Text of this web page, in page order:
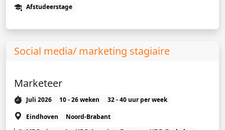
Afstudeerstage
Social media/ marketing stagiaire
Marketeer
Juli 2026 10 - 26 weken
32 - 40 uur per week
Eindhoven
Noord-Brabant